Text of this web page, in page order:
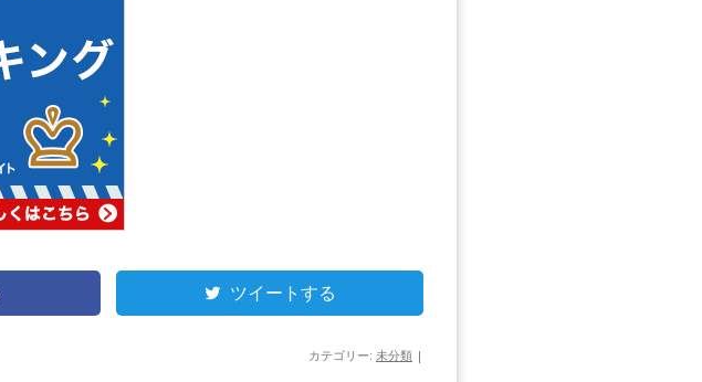
ツイートする
カテゴリー: 未分類 |